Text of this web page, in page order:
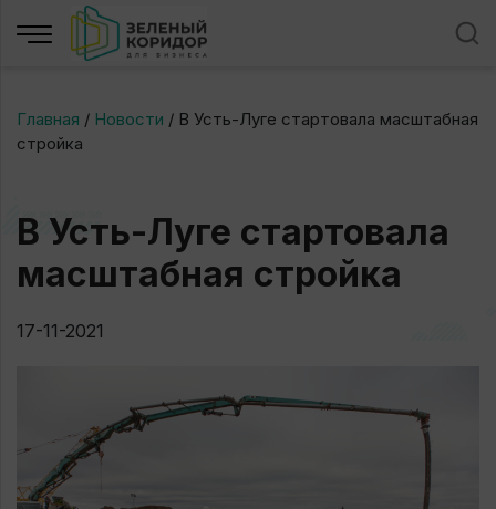
Главная / Новости / В Усть-Луге стартовала масштабная
стройка
В Усть-Луге стартовала
масштабная стройка
17-11-2021